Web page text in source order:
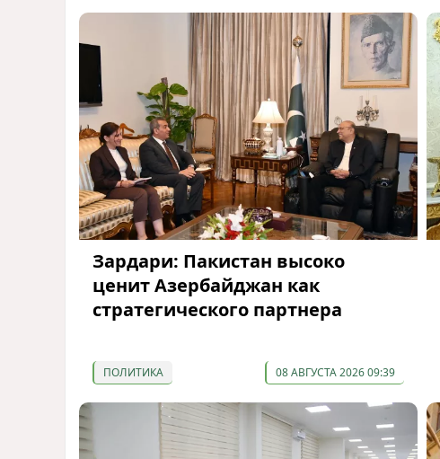
Зардари: Пакистан высоко
ценит Азербайджан как
стратегического партнера
ПОЛИТИКА 08 АВГУСТА 2026 09:39